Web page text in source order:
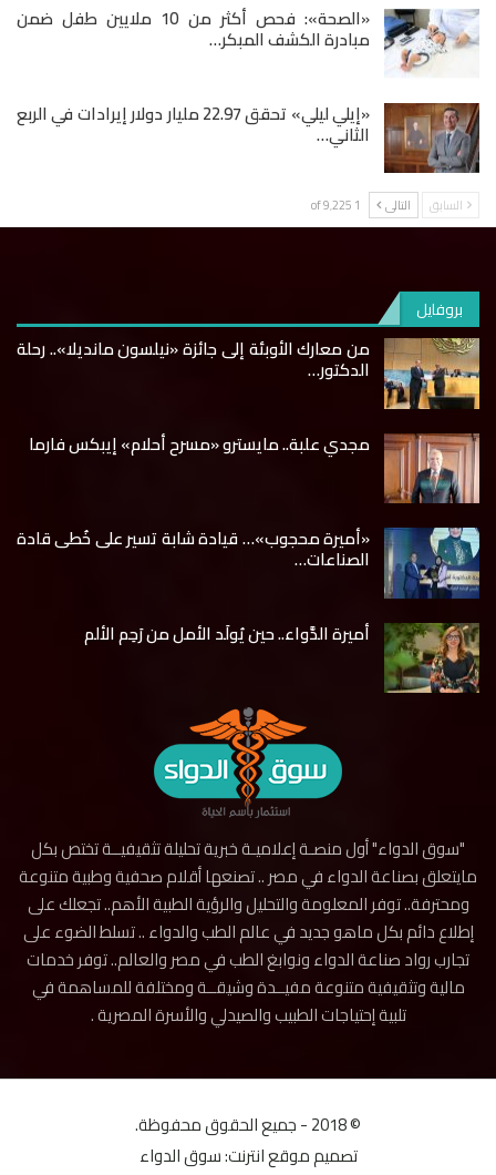
«الصحة»: فحص أكثر من 10 ملايين طفل ضمن
مبادرة الكشف المبكر…
«إيلي ليلي» تحقق 22.97 مليار دولار إيرادات في الربع
الثاني…
السابق التالى 1 of 9٬225
بروفايل
من معارك الأوبئة إلى جائزة «نيلسون مانديلا».. رحلة
الدكتور…
مجدي علبة.. مايسترو «مسرح أحلام» إيبكس فارما
«أميرة محجوب»… قيادة شابة تسير على خُطى قادة
الصناعات…
أميرة الدَّواء.. حين يُولَد الأمل من رَحِم الألم
"سوق الدواء" أول منصـة إعلاميـة خبرية تحليلة تثقيفيــة تختص بكل
مايتعلق بصناعة الدواء في مصر .. تصنعها أقلام صحفية وطبية متنوعة
ومحترفة.. توفر المعلومة والتحليل والرؤية الطبية الأهم.. تجعلك على
إطلاع دائم بكل ماهو جديد في عالم الطب والدواء .. تسلط الضوء على
تجارب رواد صناعة الدواء ونوابغ الطب في مصر والعالم.. توفر خدمات
مالية وتثقيفية متنوعة مفيــدة وشيقــة ومختلفة للمساهمة في
تلبية إحتياجات الطبيب والصيدلي والأسرة المصرية .
© 2018 - جميع الحقوق محفوظة.
تصميم موقع انترنت:سوق الدواء